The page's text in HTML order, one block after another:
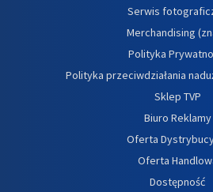
Serwis
Merchandising
Polityka
Polityka przeciwdziałania
Sklep TVP
Biuro Reklamy
Oferta
Oferta
Dostępność